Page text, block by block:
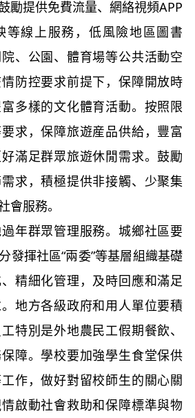
勵提供免費流量、網絡視頻APP
等線上服務，低風險地區圖書
、公園、體育場等公共活動空
防控要求前提下，保障開放時
多樣的文化體育活動。按照限
求，保障旅遊産品供給，豐富
滿足群眾旅遊休閒需求。鼓勵
求，積極提供非接觸、少聚集
會服務。
群眾管理服務。城鄉社區要
發揮社區“兩委”等基層組織基礎
精細化管理，及時回應和滿足
地方各級政府和用人單位要積
特別是外地農民工假期餐飲、
障。學校要加強學生食堂保供
作，做好對留校師生的關心關
啟動社會救助和保障標準與物